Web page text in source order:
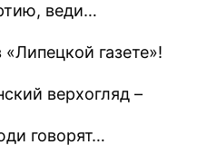
веди…
газете»!
верхогляд –
говорят…